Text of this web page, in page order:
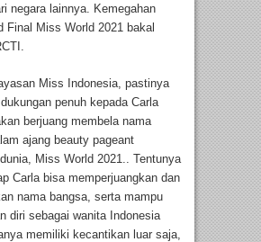
negara lainnya. Kemegahan
Final Miss World 2021 bakal
Miss Indonesia, pastinya
penuh kepada Carla
berjuang membela nama
ajang beauty pageant
Miss World 2021.. Tentunya
Carla bisa memperjuangkan dan
nama bangsa, serta mampu
diri sebagai wanita Indonesia
memiliki kecantikan luar saja,